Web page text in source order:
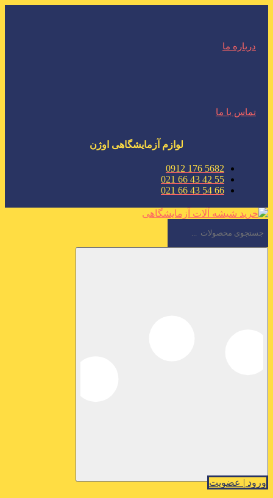
درباره ما
تماس با ما
لوازم آزمایشگاهی اوژن
5682 176 0912
55 42 43 66 021
66 54 43 66 021
ورود | عضویت